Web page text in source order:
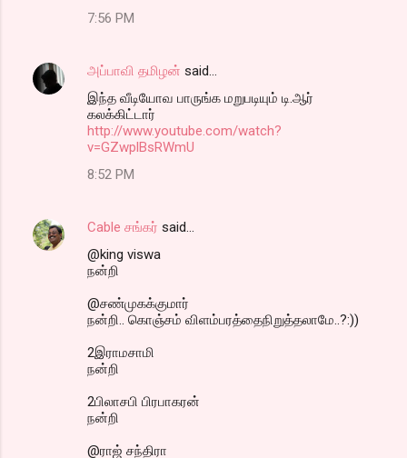
7:56 PM
அப்பாவி தமிழன் said…
இந்த வீடியோவ பாருங்க மறுபடியும் டி.ஆர்
கலக்கிட்டார்
http://www.youtube.com/watch?
v=GZwplBsRWmU
8:52 PM
Cable சங்கர் said…
@king viswa
நன்றி
@சண்முகக்குமார்
நன்றி.. கொஞ்சம் விளம்பரத்தைநிறுத்தலாமே..?:))
2இராமசாமி
நன்றி
2பிலாசபி பிரபாகரன்
நன்றி
@ராஜ் சந்திரா